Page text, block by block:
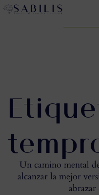
Un camino mental
alcanzar la mejor
abrazar